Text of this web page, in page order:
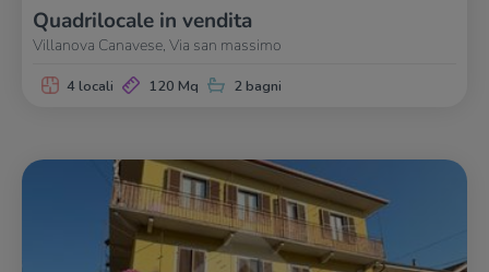
Quadrilocale in vendita
Villanova Canavese, Via san massimo
4 locali 120 Mq 2 bagni